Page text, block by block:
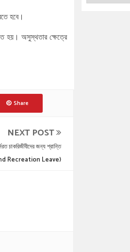
হবে।
হয়। অসুস্থতার ক্ষেত্রে
Share
NEXT POST
চাকরিজীবীদের জন্য শ্রান্তি
Recreation Leave)